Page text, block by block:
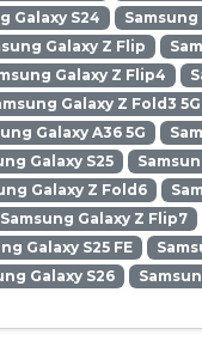
Galaxy S24 Samsung
Galaxy Z Flip
Galaxy Z Flip4
Galaxy Z Fold3 5G
Galaxy A36 5G
Galaxy S25
Galaxy Z Fold6
Samsung Galaxy Z Flip7
Galaxy S25 FE
Galaxy S26